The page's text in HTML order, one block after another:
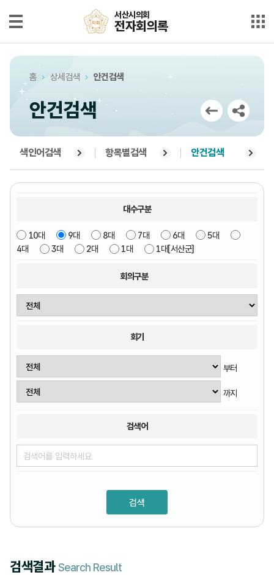
서산시의회
전자회의록
최근회의록
단순검색
상세검색
부록검색
의안정보
서산시의회
전자회의록
홈 상세검색 안건검색
안건검색
색인어검색 항목별검색 안건검색
대수구분
10대 9대 8대 7대 6대
5대
4대
3대 2대 1대 1대[서산군]
회의구분
회기
부터
까지
검색어
검색결과 Search Result